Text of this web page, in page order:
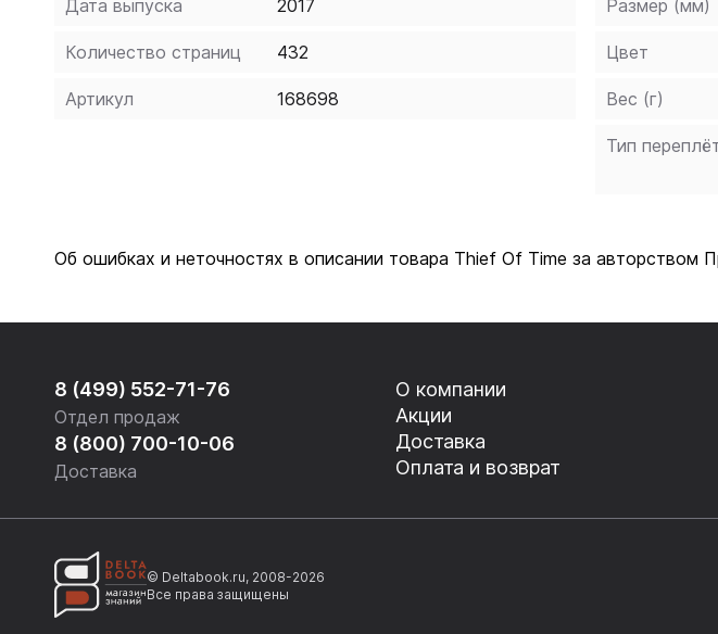
Дата выпуска 2017
Количество страниц 432
Артикул 168698
Размер (мм)
Цвет
Вес (г)
Тип
Об ошибках и неточностях в описании товара Thief Of Time за
8 (499) 552-71-76
Отдел продаж
8 (800) 700-10-06
Доставка
О компании
Акции
Доставка
Оплата и возврат
© Deltabook.ru, 2008-2026
Все права защищены